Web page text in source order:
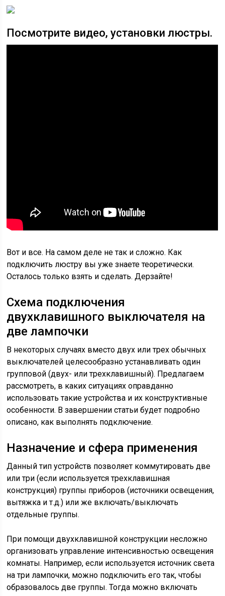
Посмотрите видео, установки люстры.
Вот и все. На самом деле не так и сложно. Как
подключить люстру вы уже знаете теоретически.
Осталось только взять и сделать. Дерзайте!
Схема подключения
двухклавишного выключателя на
две лампочки
В некоторых случаях вместо двух или трех обычных
выключателей целесообразно устанавливать один
групповой (двух- или трехклавишный). Предлагаем
рассмотреть, в каких ситуациях оправданно
использовать такие устройства и их конструктивные
особенности. В завершении статьи будет подробно
описано, как выполнять подключение.
Назначение и сфера применения
Данный тип устройств позволяет коммутировать две
или три (если используется трехклавишная
конструкция) группы приборов (источники освещения,
вытяжка и т.д.) или же включать/выключать
отдельные группы.
При помощи двухклавишной конструкции несложно
организовать управление интенсивностью освещения
комнаты. Например, если используется источник света
на три лампочки, можно подключить его так, чтобы
образовалось две группы. Тогда можно включать